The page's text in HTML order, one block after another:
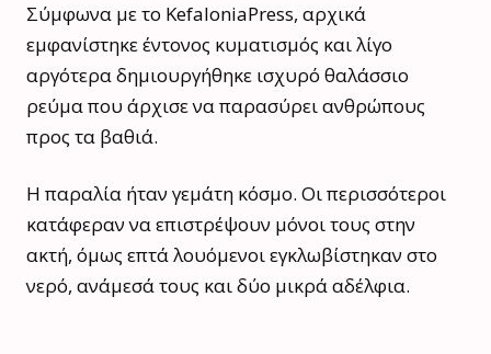
Σύμφωνα με το KefaloniaPress, αρχικά
εμφανίστηκε έντονος κυματισμός και λίγο
αργότερα δημιουργήθηκε ισχυρό θαλάσσιο
ρεύμα που άρχισε να παρασύρει ανθρώπους
προς τα βαθιά.
Η παραλία ήταν γεμάτη κόσμο. Οι περισσότεροι
κατάφεραν να επιστρέψουν μόνοι τους στην
ακτή, όμως επτά λουόμενοι εγκλωβίστηκαν στο
νερό, ανάμεσά τους και δύο μικρά αδέλφια.